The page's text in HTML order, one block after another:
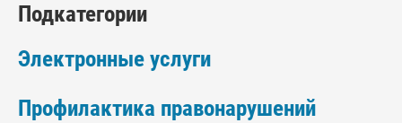
Подкатегории
Электронные услуги
Профилактика правонарушений